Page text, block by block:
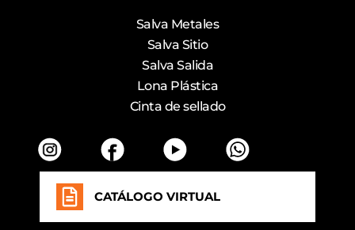
Salva Metales
Salva Sitio
Salva Salida
Lona Plástica
Cinta de sellado
CATÁLOGO VIRTUAL